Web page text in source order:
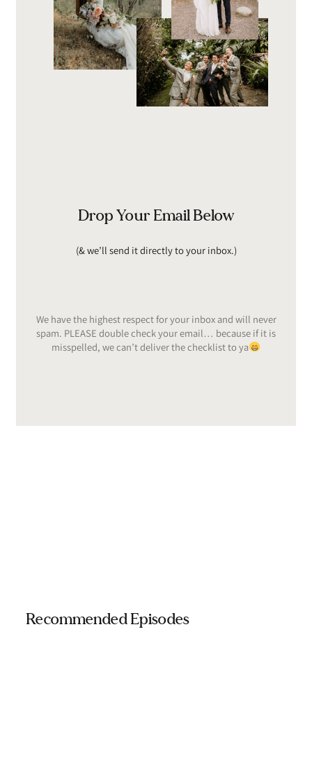
Drop Your Email Below
(& we’ll send it directly to your inbox.)
We have the highest respect for your inbox and will never
spam. PLEASE double check your email… because if it is
misspelled, we can’t deliver the checklist to ya
Recommended Episodes